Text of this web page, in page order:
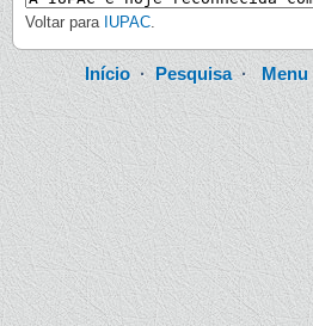
Voltar para IUPAC.
Início·Pesquisa·Menu